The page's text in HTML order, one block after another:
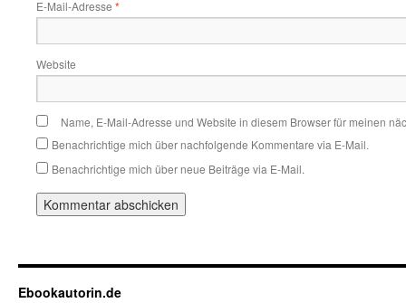
E-Mail-Adresse *
Website
Name, E-Mail-Adresse und Website in diesem Browser für meinen
Benachrichtige mich über nachfolgende Kommentare via E-Mail.
Benachrichtige mich über neue Beiträge via E-Mail.
Ebookautorin.de